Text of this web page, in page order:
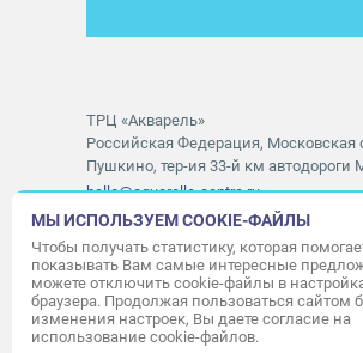
ТРЦ «Акварель»
Российская Федерация, Московская
Пушкино, тер-ия 33-й км автодороги
hello@aquarelle-centre.ru
Часы работы ТРЦ:с 10:00 до 22:00
Часы работы АШАН:с 07:30 до 23:00
Часы работы Мори Синема:с 10:00
МЫ ИСПОЛЬЗУЕМ COOKIE-ФАЙЛЫ
Чтобы получать статистику, которая
показывать Вам самые интересные
можете отключить cookie-файлы в
браузера. Продолжая пользоваться сайтом
изменения настроек, Вы даете согласие на
использование cookie-файлов.